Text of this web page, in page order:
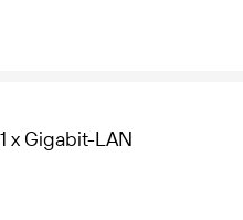
x Gigabit-LAN